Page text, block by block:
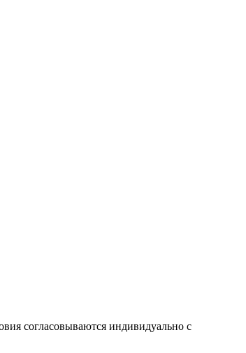
согласовываются индивидуально с